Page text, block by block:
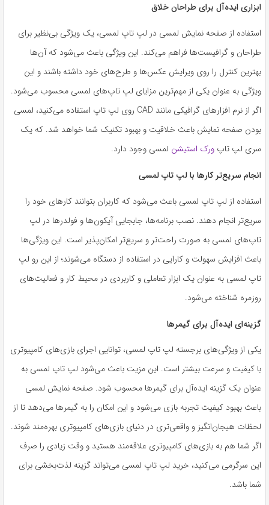
ابزاری ایده‌آل برای طراحان خلاق
استفاده از صفحه نمایش لمسی در لپ‌ تاپ لمسی، یک ویژگی بی‌نظیر برای
طراحان و گرافیست‌ها فراهم می‌کند. این ویژگی باعث می‌شود که آن‌ها
بهترین کنترل را روی ویرایش عکس‌ها و طرح‌های خود داشته باشند و این
ویژگی به عنوان یکی از مهم‌ترین مزایای لپ‌ تاپ‌های لمسی محسوب می‌شود.
اگر از نرم ‌افزارهای گرافیکی مانند CAD روی لپ ‌تاپ استفاده می‌کنید، لمسی
بودن صفحه نمایش باعث خلاقیت و بهبود تکنیک شما خواهد شد. که یک
سری لپ تاپ ورک استیشن لمسی وجود دارد.
انجام سریع‌تر کارها با لپ تاپ لمسی
استفاده از لپ تاپ لمسی باعث می‌شود که کاربران بتوانند کارهای خود را
سریع‌تر انجام دهند. نصب برنامه‌ها، جابجایی آیکون‌ها و فولدرها در لپ
تاپ‌های لمسی به صورت راحت‌تر و سریع‌تر امکان‌پذیر است. این ویژگی‌ها
باعث افزایش سهولت و کارایی در استفاده از دستگاه می‌شوند؛ از این رو لپ
تاپ لمسی به عنوان یک ابزار تعاملی و کاربردی در محیط کار و فعالیت‌های
روزمره شناخته می‌شود.
گزینه‌ای ایده‌آل برای گیمرها
یکی از ویژگی‌های برجسته لپ تاپ لمسی، توانایی اجرای بازی‌های کامپیوتری
با کیفیت و سرعت بیشتر است. این مزیت باعث می‌شود لپ تاپ لمسی به
عنوان یک گزینه ایده‌آل برای گیمرها محسوب شود. صفحه نمایش لمسی
باعث بهبود کیفیت تجربه بازی می‌شود و این امکان را به گیمرها می‌دهد تا از
لحظات هیجان‌انگیز و واقعی‌تری در دنیای بازی‌های کامپیوتری بهره‌مند شوند.
اگر شما هم به بازی‌های کامپیوتری علاقه‌مند هستید و وقت زیادی را صرف
این سرگرمی می‌کنید، خرید لپ تاپ لمسی می‌تواند گزینه لذت‌بخشی برای
شما باشد.